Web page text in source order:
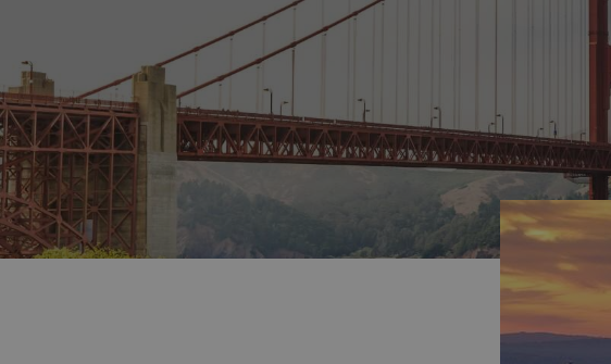
Symbol San Francisca a současně
americkém San Franciscu.